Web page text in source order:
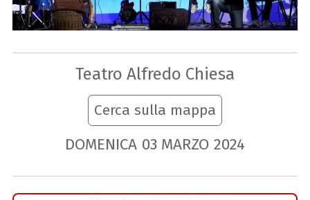
Teatro Alfredo Chiesa
Cerca sulla mappa
DOMENICA 03 MARZO 2024